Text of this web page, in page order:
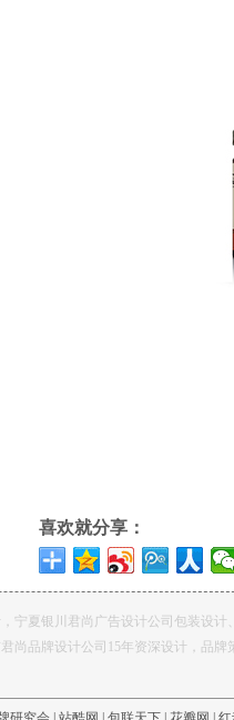
喜欢就分享：
宁夏银川君尚广告设计公司包装设
尚品牌设计公司15年资深设计，品